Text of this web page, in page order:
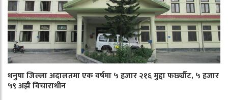
धनुषा जिल्ला अदालतमा एक वर्षमा ५ हजार २१६ मुद्दा फर्छ्यौट, ५ हजार
५९ अझै विचाराधीन